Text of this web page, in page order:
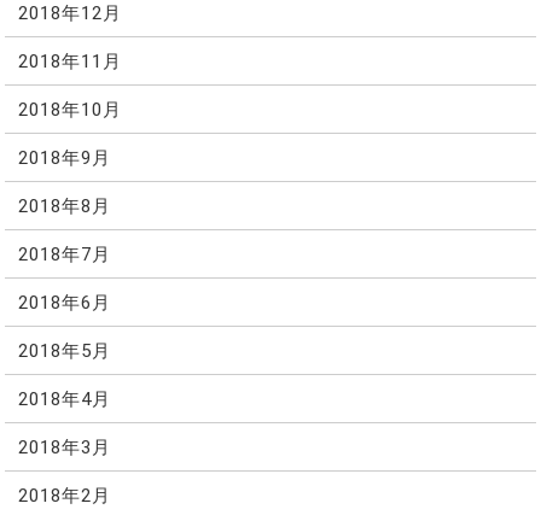
2018年12月
2018年11月
2018年10月
2018年9月
2018年8月
2018年7月
2018年6月
2018年5月
2018年4月
2018年3月
2018年2月